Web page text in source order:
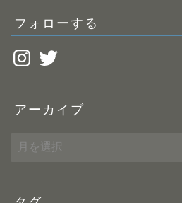
フォローする
Instagram
Twitter
アーカイブ
ー
ブ